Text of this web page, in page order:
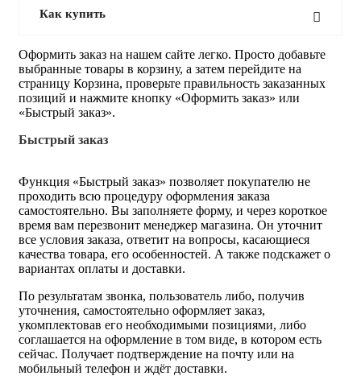
Как купить
Оформить заказ на нашем сайте легко. Просто добавьте
выбранные товары в корзину, а затем перейдите на
страницу Корзина, проверьте правильность заказанных
позиций и нажмите кнопку «Оформить заказ» или
«Быстрый заказ».
Быстрый заказ
Функция «Быстрый заказ» позволяет покупателю не
проходить всю процедуру оформления заказа
самостоятельно. Вы заполняете форму, и через короткое
время вам перезвонит менеджер магазина. Он уточнит
все условия заказа, ответит на вопросы, касающиеся
качества товара, его особенностей. А также подскажет о
вариантах оплаты и доставки.
По результатам звонка, пользователь либо, получив
уточнения, самостоятельно оформляет заказ,
укомплектовав его необходимыми позициями, либо
соглашается на оформление в том виде, в котором есть
сейчас. Получает подтверждение на почту или на
мобильный телефон и ждёт доставки.